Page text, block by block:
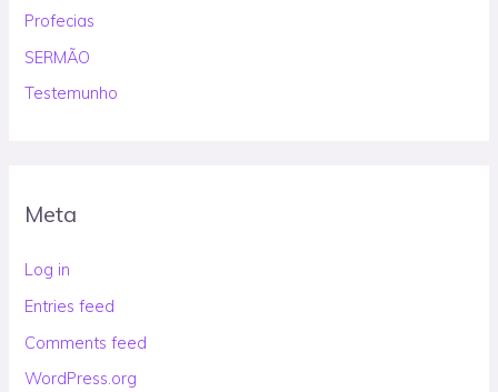
Profecias
SERMÃO
Testemunho
Meta
Log in
Entries feed
Comments feed
WordPress.org